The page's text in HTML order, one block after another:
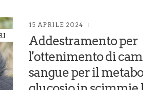
15 APRILE 2024
Addestramento per
l'ottenimento di
sangue per il